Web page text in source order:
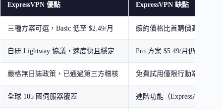
ExpressVPN 優點 ExpressVPN 缺點
三種方案可選，Basic 低至 $2.49/月 續約價格比首購價高出不少
自研 Lightway 協議，速度快且穩定 Pro 方案 $5.49/月仍高於部
嚴格無日誌政策，已通過第三方稽核 免費試用僅限行動端 7 天
全球 105 國伺服器覆蓋 進階功能（ExpressAI）僅